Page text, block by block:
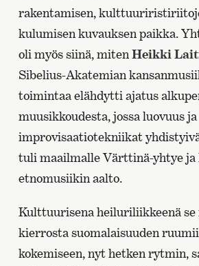
rakentamisen,
kulumisen kuvauksen paikka.
oli myös siinä, miten Heikki
Sibelius-Akatemian
toimintaa elähdytti ajatus
muusikkoudesta, jossa luovuus ja
improvisaatiotekniikat
tuli maailmalle Värttinä-yhtye ja
etnomusiikin aalto.
Kulttuurisena heiluriliikkeenä
kierrosta suomalaisuuden
kokemiseen, nyt hetken rytmin,